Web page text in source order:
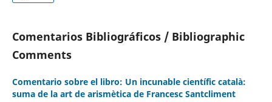
Comentarios Bibliográficos / Bibliographic
Comments
Comentario sobre el libro: Un incunable científic català:
suma de la art de arismètica de Francesc Santcliment